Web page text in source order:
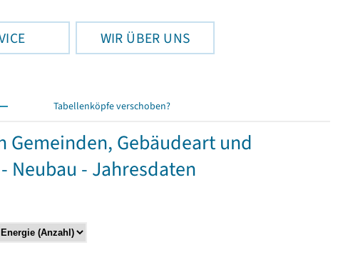
WIR ÜBER UNS
Tabellenköpfe verschoben?
Gemeinden, Gebäudeart und
Neubau - Jahresdaten